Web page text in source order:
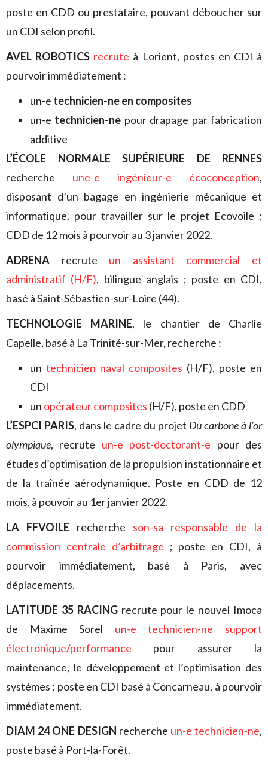
poste en CDD ou prestataire, pouvant déboucher sur
un CDI selon profil.
AVEL ROBOTICS recrute à Lorient, postes en CDI à
pourvoir immédiatement :
un-e technicien-ne en composites
un-e technicien-ne pour drapage par fabrication
additive
L’ÉCOLE NORMALE SUPÉRIEURE DE RENNES
recherche une-e ingénieur-e écoconception,
disposant d’un bagage en ingénierie mécanique et
informatique, pour travailler sur le projet Ecovoile ;
CDD de 12 mois à pourvoir au 3 janvier 2022.
ADRENA recrute un assistant commercial et
administratif (H/F), bilingue anglais ; poste en CDI,
basé à Saint-Sébastien-sur-Loire (44).
TECHNOLOGIE MARINE, le chantier de Charlie
Capelle, basé à La Trinité-sur-Mer, recherche :
un technicien naval composites (H/F), poste en
CDI
un opérateur composites (H/F), poste en CDD
L’ESPCI PARIS, dans le cadre du projet Du carbone à l’or
olympique, recrute un-e post-doctorant-e pour des
études d’optimisation de la propulsion instationnaire et
de la traînée aérodynamique. Poste en CDD de 12
mois, à pouvoir au 1er janvier 2022.
LA FFVOILE recherche son-sa responsable de la
commission centrale d’arbitrage ; poste en CDI, à
pourvoir immédiatement, basé à Paris, avec
déplacements.
LATITUDE 35 RACING recrute pour le nouvel Imoca
de Maxime Sorel un-e technicien-ne support
électronique/performance pour assurer la
maintenance, le développement et l’optimisation des
systèmes ; poste en CDI basé à Concarneau, à pourvoir
immédiatement.
DIAM 24 ONE DESIGN recherche un-e technicien-ne,
poste basé à Port-la-Forêt.